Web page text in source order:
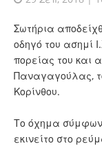
Σωτήρια
οδηγό του ασημί
πορείας του και
Παναγαγούλας,
Κορίνθου.
Το όχημα
εκινείτο στο